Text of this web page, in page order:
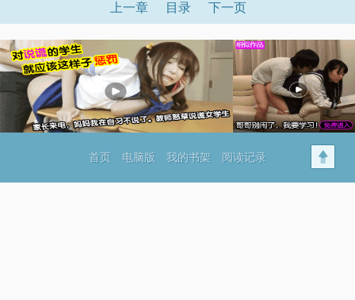
上一章 目录 下一页
首页 电脑版 我的书架 阅读记录